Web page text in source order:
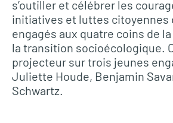
s’outiller et célébrer les
initiatives et luttes citoyennes
engagés aux quatre coins de
la transition socioécologique.
projecteur sur trois jeunes
Juliette Houde, Benjamin
Schwartz.